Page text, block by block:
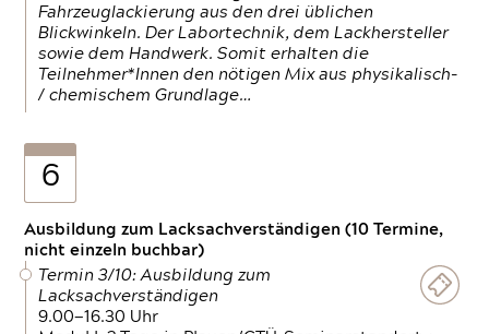
Fahrzeuglackierung aus den drei üblichen
Blickwinkeln. Der Labortechnik, dem Lackhersteller
sowie dem Handwerk. Somit erhalten die
Teilnehmer*Innen den nötigen Mix aus physikalisch-
/ chemischem Grundlage…
6
Ausbildung zum Lacksachverständigen (10 Termine,
nicht einzeln buchbar)
Termin 3/10: Ausbildung zum
Lacksachverständigen
9.00—16.30 Uhr